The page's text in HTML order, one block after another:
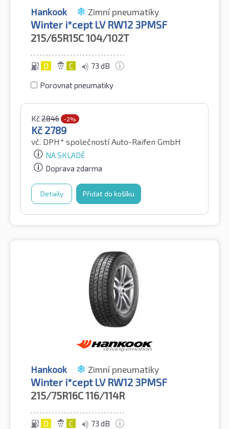
Hankook Zimní pneumatiky
Winter i*cept LV RW12 3PMSF
215/65R15C104/102T
D C 73 dB
Porovnat pneumatiky
Kč2846 -2%
Kč 2789
vč. DPH* společností Auto-Raifen GmbH
NA SKLADĚ
Doprava zdarma
Detaily Přidat do košíku
Hankook Zimní pneumatiky
Winter i*cept LV RW12 3PMSF
215/75R16C116/114R
D C 73 dB